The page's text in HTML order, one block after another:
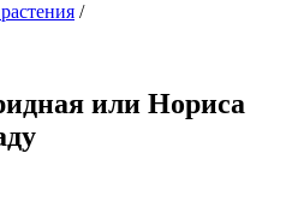
/
или Нориса